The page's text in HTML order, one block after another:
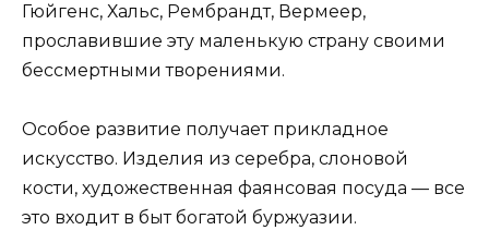
Гюйгенс, Хальс, Рембрандт, Вермеер,
прославившие эту маленькую страну своими
бессмертными творениями.
Особое развитие получает прикладное
искусство. Изделия из серебра, слоновой
кости, художественная фаянсовая посуда — все
это входит в быт богатой буржуазии.